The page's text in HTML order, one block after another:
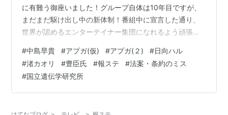
に有難う御座いました！グループ自体は10年目ですが、
まだまだ駆け出し中の新体制！番組中に宣言した通り、
世界が認めるエンターテイナー集団になれるよう頑張り
#アプガ pic.twitter.com/ftuw2oPnzo— 関根梓🍓5.1 超！
喰らいマックス (@azusasekine) March 24, 2021 中島早
貴さんとツーショット撮っていただきました！お忙しい
中ありがとうございます🙇‍♀️私はずーーーっと中島さ…
#中島早貴 #アプガ(仮) #アプガ(２) #日向ハル
#渚カオリ #豊臣氏 #報ステ #法案・条約のミス
#国立遺伝学研究所